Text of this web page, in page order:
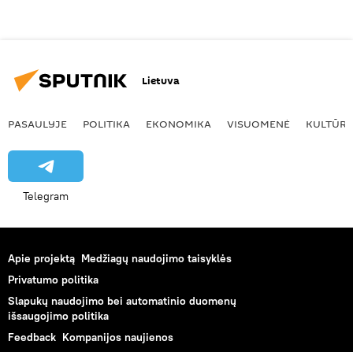
Lietuva
PASAULYJE POLITIKA EKONOMIKA VISUOMENĖ KULTŪRA
Telegram
Apie projektą Medžiagų naudojimo taisyklės
Privatumo politika
Slapukų naudojimo bei automatinio duomenų
išsaugojimo politika
Feedback Kompanijos naujienos